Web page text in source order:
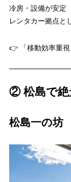
冷房・設備が安定
レンタカー拠点と
👉 「移動効率重視
② 松島で絶
松島一の坊